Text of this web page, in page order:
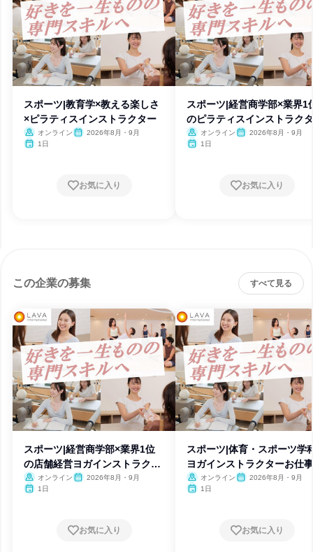
スポーツ|教育学×教える楽しさ
×ピラティスインストラクター
オンライン
2026年8月・9月
1日
お気に入り
スポーツ|経営商学部×業界1
のピラティスインストラク
オンライン
2026年8月・9月
1日
お気に入り
この企業の募集 すべて見る
スポーツ|経営商学部×業界1位
の店舗経営ヨガインストラクタ
ー
オンライン
2026年8月・9月
1日
お気に入り
スポーツ|体育・スポーツ学
ヨガインストラクターお仕
験
オンライン
2026年8月・9月
1日
お気に入り